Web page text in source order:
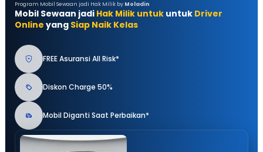
Program Mobil Sewaan jadi Hak Milik by Moladin
Mobil Sewaan jadi Hak Milik untuk untuk Driver
Online yang Siap Naik Kelas
FREE Asuransi All Risk*
Diskon Charge 50%
Mobil Diganti Saat Perbaikan*